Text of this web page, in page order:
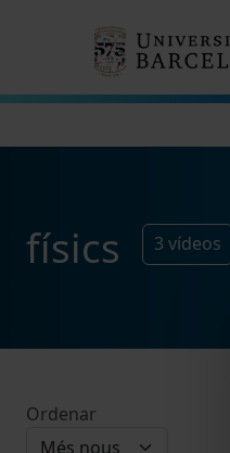
físics 3 vídeos
Ordenar